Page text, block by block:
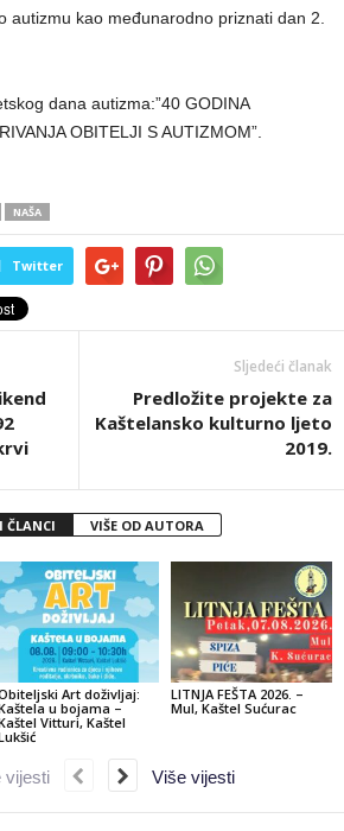
autizmu kao međunarodno priznati dan 2.
dana autizma:”40 GODINA
OBITELJI S AUTIZMOM”.
NAŠA
Twitter
Sljedeći članak
Predložite projekte za
Kaštelansko kulturno ljeto
2019.
ČLANCI VIŠE OD AUTORA
Art doživljaj:
u bojama –
Vitturi, Kaštel
LITNJA FEŠTA 2026. –
Mul, Kaštel Sućurac
vijesti Više vijesti